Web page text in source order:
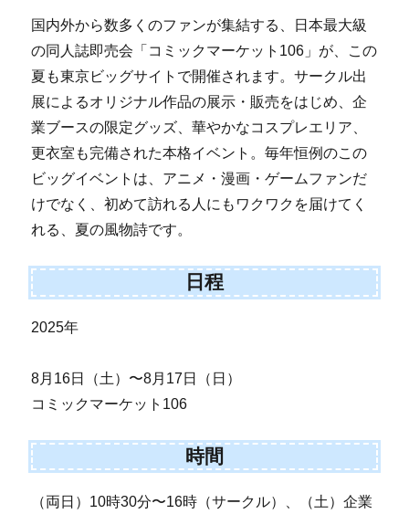
国内外から数多くのファンが集結する、日本最大級
の同人誌即売会「コミックマーケット106」が、この
夏も東京ビッグサイトで開催されます。サークル出
展によるオリジナル作品の展示・販売をはじめ、企
業ブースの限定グッズ、華やかなコスプレエリア、
更衣室も完備された本格イベント。毎年恒例のこの
ビッグイベントは、アニメ・漫画・ゲームファンだ
けでなく、初めて訪れる人にもワクワクを届けてく
れる、夏の風物詩です。
日程
2025年
8月16日（土）〜8月17日（日）
コミックマーケット106
時間
（両日）10時30分〜16時（サークル）、（土）企業